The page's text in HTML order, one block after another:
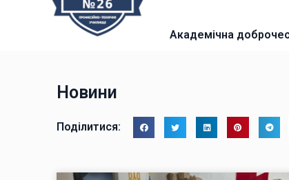
Академічна
Новини
Поділитися: